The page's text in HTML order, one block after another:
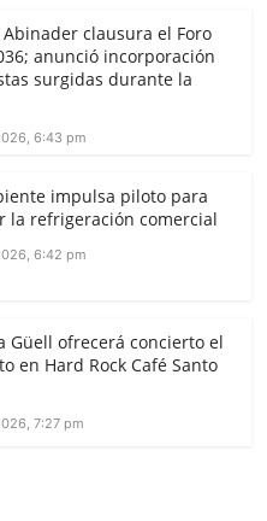
clausura el Foro
anunció incorporación
surgidas durante la
6:43 pm
impulsa piloto para
la refrigeración comercial
6:42 pm
Güell ofrecerá concierto el
en Hard Rock Café Santo
7:27 pm